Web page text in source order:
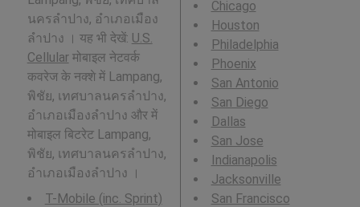
นครลำปาง, อำเภอเมือง
ลำปาง । यह भी देखें: U.S.
Cellularमोबाइल नेटवर्क
कवरेज के नक्शे में Lampang,
พิชัย, เทศบาลนครลำปาง,
อำเภอเมืองลำปาง और में
मोबाइल बिटरेट Lampang,
พิชัย, เทศบาลนครลำปาง,
อำเภอเมืองลำปาง ।
T-Mobile (inc. Sprint)
Chicago
Houston
Philadelphia
Phoenix
San Antonio
San Diego
Dallas
San Jose
Indianapolis
Jacksonville
San Francisco